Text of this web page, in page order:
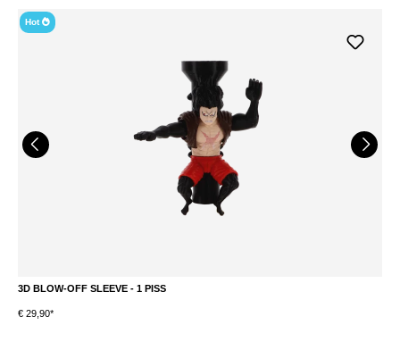
Hot
3D BLOW-OFF SLEEVE - 1 PISS
€ 29,90*